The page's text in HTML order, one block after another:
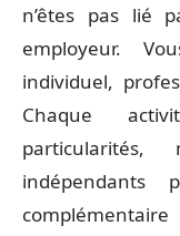
n’êtes pas lié
employeur.
individuel,
Chaque
indépendants